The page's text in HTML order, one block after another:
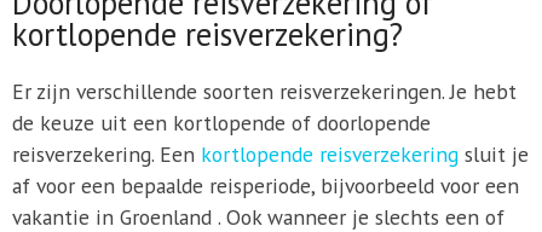
kortlopende reisverzekering?
Er zijn verschillende soorten reisverzekeringen. Je hebt
de keuze uit een kortlopende of doorlopende
reisverzekering. Een kortlopende reisverzekeringsluit je
af voor een bepaalde reisperiode, bijvoorbeeld voor een
vakantie in Groenland . Ook wanneer je slechts een of